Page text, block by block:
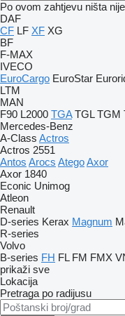
Po ovom zahtjevu ništa
DAF
CF LF XF XG
BF
F-MAX
IVECO
EuroCargo EuroStar
LTM
MAN
F90 L2000 TGA TGL TGM
Mercedes-Benz
A-Class Actros
Actros 2551
Antos Arocs AtegoAxor
Axor 1840
Econic Unimog
Atleon
Renault
D-series Kerax Magnum
R-series
Volvo
B-series FH FL FM FMX
prikaži sve
Lokacija
Pretraga po radijusu